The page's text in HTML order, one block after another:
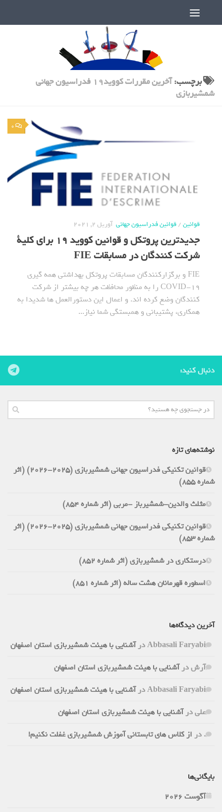
برچسب:
آخرین مقررات کووید19 فدراسیون جهانی
شمشیربازی
0
قوانین/قوانین فدراسیون جهانی آوریل 2, 2021
جدیدترین پروتکل و قوانین کووید 19 برای کلیة
شرکت کنندگان در مسابقات FIE
FIE و برگزارکنندگان مسابقات پروتکل بهداشتی همه گیری
COVID-19 را به منظور محافظت هر چه بیشتر از شرکت
کنندگان وضع کرده اند. و اعمال این دستورالعمل ها شدیدا به
همکاری، پشتیبانی و همبستگی شما نیاز...
دنبال کنید:
نوشته‌های تازه
قوانین تکنیکی فدراسیون جهانی شمشیربازی (2025-2026) (اثر
شماره 855)
مثلث والدین-شمشیرباز -مربی (اثر شماره 854)
قوانین تکنیکی فدراسیون جهانی شمشیربازی (2025-2026) (اثر
شماره 853)
درستکاری در شمشیربازی (اثر شماره 852)
اسطوره قهرمانان هشت ساله (اثر شماره 851)
آخرین دیدگاه‌ها
Abbasali Faryabiدرآشنایی با هیئت شمشیربازی استان اصفهان
آرشدرآشنایی با هیئت شمشیربازی استان اصفهان
Abbasali Faryabiدرآشنایی با هیئت شمشیربازی استان اصفهان
علیدرآشنایی با هیئت شمشیربازی استان اصفهان
.دراز کلاس های تابستانی آموزش شمشیربازی غفلت نکنیم!
بایگانی‌ها
آگوست 2026